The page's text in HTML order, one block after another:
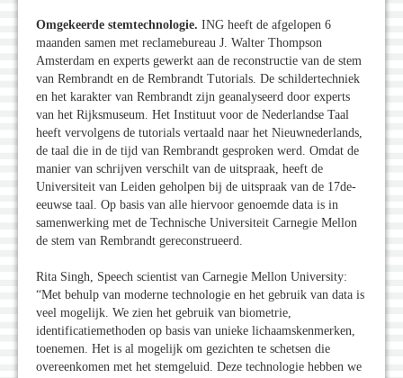
Omgekeerde stemtechnologie. ING heeft de afgelopen 6
maanden samen met reclamebureau J. Walter Thompson
Amsterdam en experts gewerkt aan de reconstructie van de stem
van Rembrandt en de Rembrandt Tutorials. De schildertechniek
en het karakter van Rembrandt zijn geanalyseerd door experts
van het Rijksmuseum. Het Instituut voor de Nederlandse Taal
heeft vervolgens de tutorials vertaald naar het Nieuwnederlands,
de taal die in de tijd van Rembrandt gesproken werd. Omdat de
manier van schrijven verschilt van de uitspraak, heeft de
Universiteit van Leiden geholpen bij de uitspraak van de 17de-
eeuwse taal. Op basis van alle hiervoor genoemde data is in
samenwerking met de Technische Universiteit Carnegie Mellon
de stem van Rembrandt gereconstrueerd.
Rita Singh, Speech scientist van Carnegie Mellon University:
“Met behulp van moderne technologie en het gebruik van data is
veel mogelijk. We zien het gebruik van biometrie,
identificatiemethoden op basis van unieke lichaamskenmerken,
toenemen. Het is al mogelijk om gezichten te schetsen die
overeenkomen met het stemgeluid. Deze technologie hebben we